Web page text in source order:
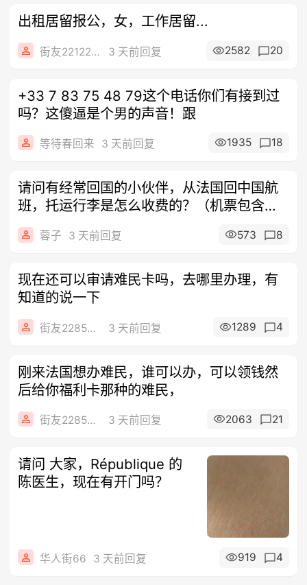
出租居留报公，女，工作居留...
街友22122918 3 天前回复 2582 20
+33 7 83 75 48 79这个电话你们有接到过
吗？这傻逼是个男的声音！跟
等待春回来 3 天前回复 1935 18
请问有经常回国的小伙伴，从法国回中国航
班，托运行李是怎么收费的？（机票包含免
费托
蓉子 3 天前回复 573 8
现在还可以审请难民卡吗，去哪里办理，有
知道的说一下
街友22858206 3 天前回复 1289 4
刚来法国想办难民，谁可以办，可以领钱然
后给你福利卡那种的难民，
街友22858206 3 天前回复 2063 21
请问 大家，République 的
陈医生，现在有开门吗？
华人街66 3 天前回复 919 4